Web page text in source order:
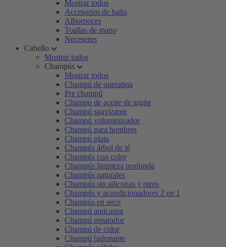
Mostrar todos
Accesorios de baño
Albornoces
Toallas de mano
Neceseres
Cabello
Mostrar todos
Champús
Mostrar todos
Champú de queratina
Pre champú
Champú de aceite de argán
Champú suavizante
Champú voluminizador
Champú para hombres
Champú plata
Champús árbol de té
Champús con color
Champús limpieza profunda
Champús naturales
Champús sin siliconas y otros
Champús y acondicionadores 2 en 1
Champús en seco
Champú anticaspa
Champú reparador
Champú de color
Champú hidratante